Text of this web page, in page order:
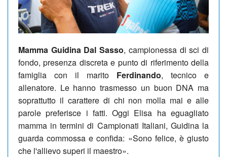
Mamma Guidina Dal Sasso, campionessa di sci di
fondo, presenza discreta e punto di riferimento della
famiglia con il marito Ferdinando, tecnico e
allenatore. Le hanno trasmesso un buon DNA ma
soprattutto il carattere di chi non molla mai e alle
parole preferisce i fatti. Oggi Elisa ha eguagliato
mamma in termini di Campionati Italiani, Guidina la
guarda commossa e confida: «Sono felice, è giusto
che l'allievo superi il maestro».